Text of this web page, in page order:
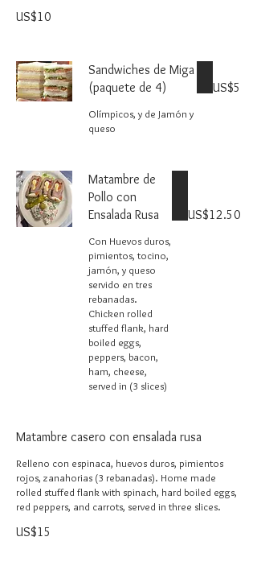
US$10
Sandwiches de Miga
(paquete de 4)
Olímpicos, y de Jamón y
queso
US$5
Matambre de
Pollo con
Ensalada Rusa
Con Huevos duros,
pimientos, tocino,
jamón, y queso
servido en tres
rebanadas.
Chicken rolled
stuffed flank, hard
boiled eggs,
peppers, bacon,
ham, cheese,
served in (3 slices)
US$12.50
Matambre casero con ensalada rusa
Relleno con espinaca, huevos duros, pimientos
rojos, zanahorias (3 rebanadas). Home made
rolled stuffed flank with spinach, hard boiled eggs,
red peppers, and carrots, served in three slices.
US$15